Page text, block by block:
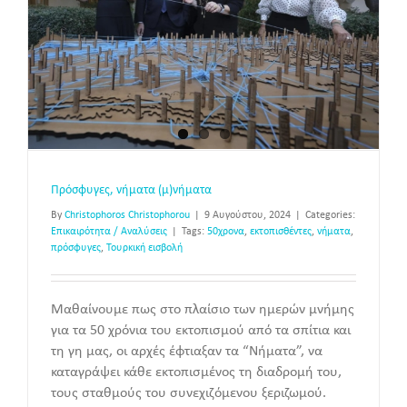
Πρόσφυγες, νήματα (μ)νήματα
By Christophoros Christophorou 9 Αυγούστου, 2024
Categories:
Επικαιρότητα / Αναλύσεις
Tags: 50χρονα, εκτοπισθέντες, νήματα,
πρόσφυγες, Τουρκική εισβολή
Μαθαίνουμε πως στο πλαίσιο των ημερών μνήμης
για τα 50 χρόνια του εκτοπισμού από τα σπίτια και
τη γη μας, οι αρχές έφτιαξαν τα “Νήματα”, να
καταγράψει κάθε εκτοπισμένος τη διαδρομή του,
τους σταθμούς του συνεχιζόμενου ξεριζωμού.